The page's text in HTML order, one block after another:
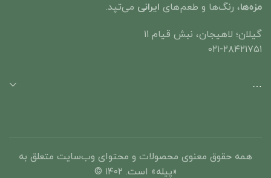
مزه‌ها، رنگ‌ها و طعم‌های ایرانی می‌تپد. ​
گیلان؛ لاهیجان، نبش قیام ۱۱
۰۲۱-۲۸۴۲۱۷۵۱
…
همه حقوق معنوی محصولات و محتوای وب‌سایت متعلق به
«پیله» است. ۱۴۰۲ ©